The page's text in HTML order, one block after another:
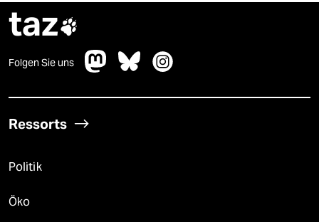
taz
Folgen Sie uns
Ressorts
Politik
Öko